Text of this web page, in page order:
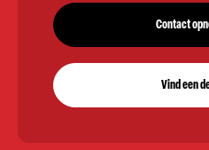
Contact
Vind een